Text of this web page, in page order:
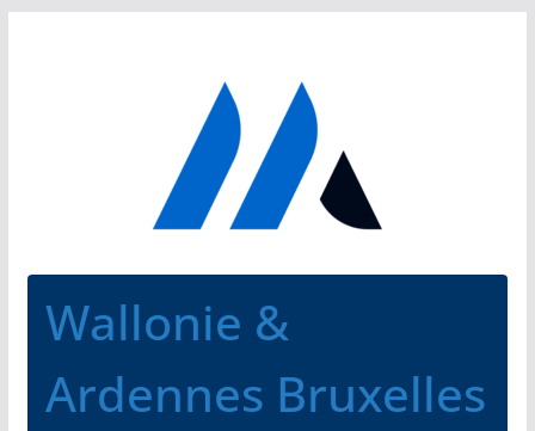
Wallonie &
Ardennes Bruxelles